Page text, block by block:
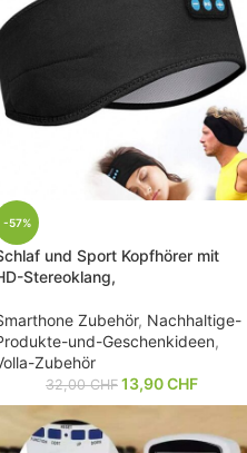
-57%
und Sport Kopfhörer mit
Stereoklang,
Zubehör, Nachhaltige-
und-Geschenkideen,
Zubehör
32,00CHF 13,90CHF